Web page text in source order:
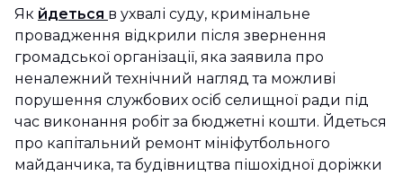
Як йдеться в ухвалі суду, кримінальне
провадження відкрили після звернення
громадської організації, яка заявила про
неналежний технічний нагляд та можливі
порушення службових осіб селищної ради під
час виконання робіт за бюджетні кошти. Йдеться
про капітальний ремонт мініфутбольного
майданчика, та будівництва пішохідної доріжки